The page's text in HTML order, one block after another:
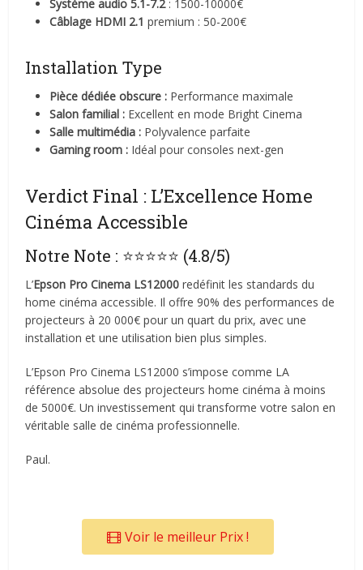
Système audio 5.1-7.2: 1500-10000€
Câblage HDMI 2.1 premium : 50-200€
Installation Type
Pièce dédiée obscure : Performance maximale
Salon familial : Excellent en mode Bright Cinema
Salle multimédia : Polyvalence parfaite
Gaming room : Idéal pour consoles next-gen
Verdict Final : L’Excellence Home
Cinéma Accessible
Notre Note : ⭐⭐⭐⭐⭐ (4.8/5)
L’Epson Pro Cinema LS12000 redéfinit les standards du
home cinéma accessible. Il offre 90% des performances de
projecteurs à 20 000€ pour un quart du prix, avec une
installation et une utilisation bien plus simples.
L’Epson Pro Cinema LS12000 s’impose comme LA
référence absolue des projecteurs home cinéma à moins
de 5000€. Un investissement qui transforme votre salon en
véritable salle de cinéma professionnelle.
Paul.
Voir le meilleur Prix !